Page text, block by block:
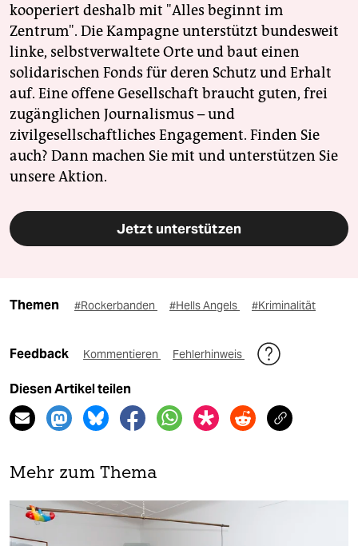
kooperiert deshalb mit "Alles beginnt im
Zentrum". Die Kampagne unterstützt bundesweit
linke, selbstverwaltete Orte und baut einen
solidarischen Fonds für deren Schutz und Erhalt
auf. Eine offene Gesellschaft braucht guten, frei
zugänglichen Journalismus – und
zivilgesellschaftliches Engagement. Finden Sie
auch? Dann machen Sie mit und unterstützen Sie
unsere Aktion.
Jetzt unterstützen
Themen #Rockerbanden #Hells Angels #Kriminalität
Feedback Kommentieren Fehlerhinweis
Diesen Artikel teilen
Mehr zum Thema